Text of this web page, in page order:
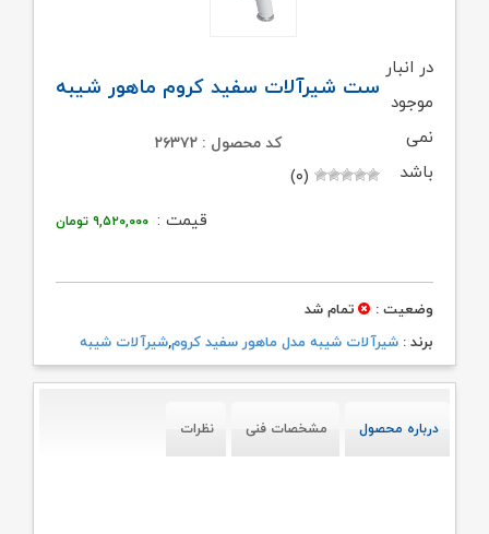
ست شیرآلات سفید کروم ماهور شیبه
کد محصول : ۲۶۳۷۲
(۰)
قیمت : ۹,۵۲۰,۰۰۰ تومان
در انبار
موجود
نمی
باشد
وضعیت :
تمام شد
برند : شیرآلات شیبه مدل ماهور سفید کروم,شیرآلات شیبه
درباره محصول مشخصات فنی نظرات